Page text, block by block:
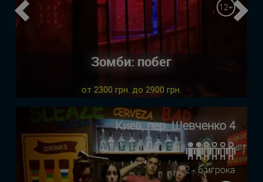
12+
Зомби: побег
от 2300 грн. до 2900 грн.
Киев, пер. Шевченко 4
2 - 6 игрока
Previous